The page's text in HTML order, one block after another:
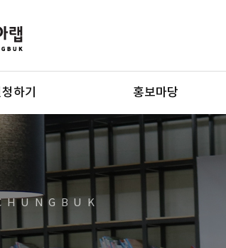
하기 홍보마당